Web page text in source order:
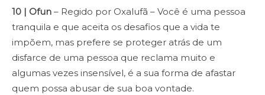
10 | Ofun – Regido por Oxalufã – Você é uma pessoa
tranquila e que aceita os desafios que a vida te
impõem, mas prefere se proteger atrás de um
disfarce de uma pessoa que reclama muito e
algumas vezes insensível, é a sua forma de afastar
quem possa abusar de sua boa vontade.